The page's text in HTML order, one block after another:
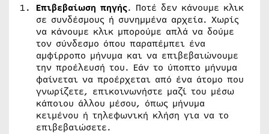
Επιβεβαίωση πηγής. Ποτέ δεν κάνουμε κλικ
σε συνδέσμους ή συνημμένα αρχεία. Χωρίς
να κάνουμε κλικ μπορούμε απλά να δούμε
τον σύνδεσμο όπου παραπέμπει ένα
αμφίρροπο μήνυμα και να επιβεβαιώνουμε
την προέλευσή του. Εάν το ύποπτο μήνυμα
φαίνεται να προέρχεται από ένα άτομο που
γνωρίζετε, επικοινωνήστε μαζί του μέσω
κάποιου άλλου μέσου, όπως μήνυμα
κειμένου ή τηλεφωνική κλήση για να το
επιβεβαιώσετε.